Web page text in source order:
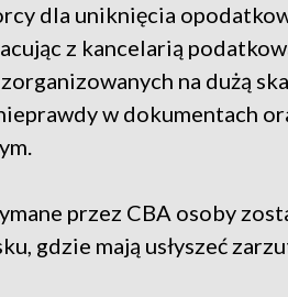
dla uniknięcia
z kancelarią
na dużą
w dokumentach
przez CBA osoby
gdzie mają usłyszeć